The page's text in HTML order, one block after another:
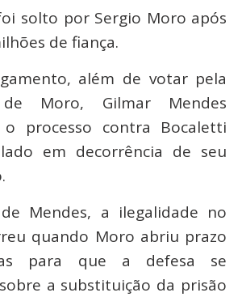
solto por Sergio Moro após
de fiança.
além de votar pela
de Moro, Gilmar Mendes
processo contra Bocaletti
em decorrência de seu
Mendes, a ilegalidade no
quando Moro abriu prazo
para que a defesa se
a substituição da prisão